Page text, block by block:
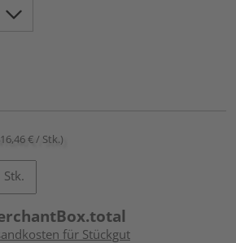
€ / Stk.)
Stk.
für Stückgut